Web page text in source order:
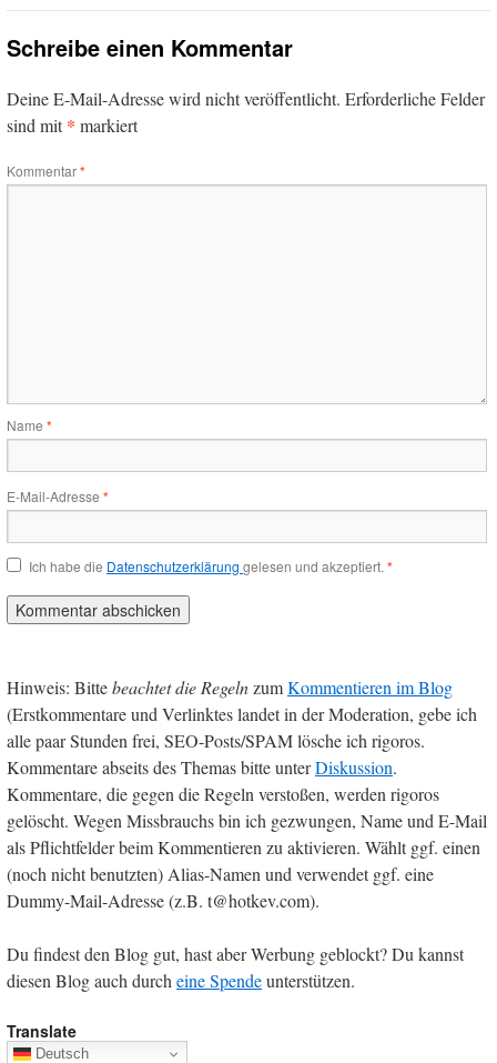
Schreibe einen Kommentar
Deine E-Mail-Adresse wird nicht veröffentlicht. Erforderliche Felder
sind mit* markiert
Kommentar*
Name *
E-Mail-Adresse *
Ich habe die Datenschutzerklärung gelesen und akzeptiert. *
Hinweis: Bittebeachtet die RegelnzumKommentieren im Blog
(Erstkommentare und Verlinktes landet in der Moderation, gebe ich
alle paar Stunden frei, SEO-Posts/SPAM lösche ich rigoros.
Kommentare abseits des Themas bitte unterDiskussion.
Kommentare, die gegen die Regeln verstoßen, werden rigoros
gelöscht. Wegen Missbrauchs bin ich gezwungen, Name und E-Mail
als Pflichtfelder beim Kommentieren zu aktivieren. Wählt ggf. einen
(noch nicht benutzten) Alias-Namen und verwendet ggf. eine
Dummy-Mail-Adresse (z.B. t@hotkev.com).
Du findest den Blog gut, hast aber Werbung geblockt? Du kannst
diesen Blog auch durcheine Spendeunterstützen.
Translate
Deutsch